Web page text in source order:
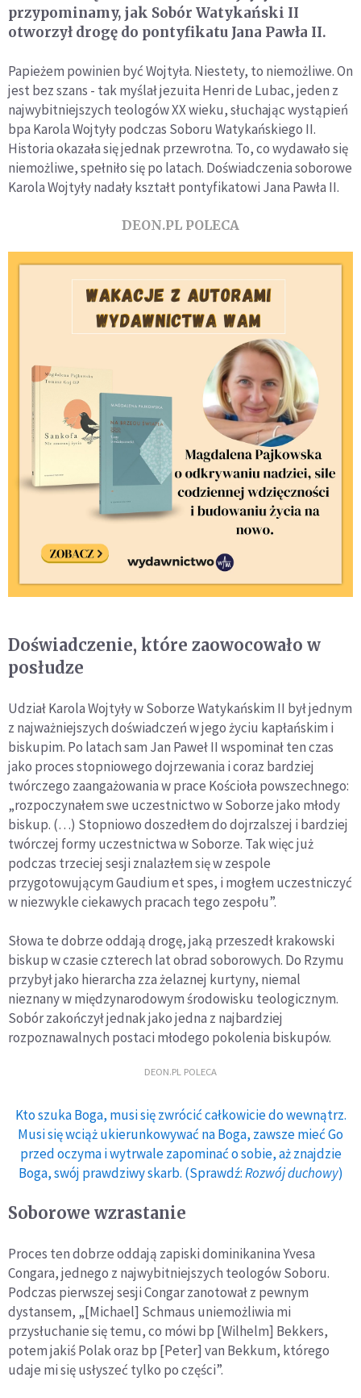
przypominamy, jak Sobór Watykański II
otworzył drogę do pontyfikatu Jana Pawła II.
Papieżem powinien być Wojtyła. Niestety, to niemożliwe. On
jest bez szans - tak myślał jezuita Henri de Lubac, jeden z
najwybitniejszych teologów XX wieku, słuchając wystąpień
bpa Karola Wojtyły podczas Soboru Watykańskiego II.
Historia okazała się jednak przewrotna. To, co wydawało się
niemożliwe, spełniło się po latach. Doświadczenia soborowe
Karola Wojtyły nadały kształt pontyfikatowi Jana Pawła II.
DEON.PL POLECA
Doświadczenie, które zaowocowało w
posłudze
Udział Karola Wojtyły w Soborze Watykańskim II był jednym
z najważniejszych doświadczeń w jego życiu kapłańskim i
biskupim. Po latach sam Jan Paweł II wspominał ten czas
jako proces stopniowego dojrzewania i coraz bardziej
twórczego zaangażowania w prace Kościoła powszechnego:
„rozpoczynałem swe uczestnictwo w Soborze jako młody
biskup. (…) Stopniowo doszedłem do dojrzalszej i bardziej
twórczej formy uczestnictwa w Soborze. Tak więc już
podczas trzeciej sesji znalazłem się w zespole
przygotowującym Gaudium et spes, i mogłem uczestniczyć
w niezwykle ciekawych pracach tego zespołu”.
Słowa te dobrze oddają drogę, jaką przeszedł krakowski
biskup w czasie czterech lat obrad soborowych. Do Rzymu
przybył jako hierarcha zza żelaznej kurtyny, niemal
nieznany w międzynarodowym środowisku teologicznym.
Sobór zakończył jednak jako jedna z najbardziej
rozpoznawalnych postaci młodego pokolenia biskupów.
DEON.PL POLECA
Kto szuka Boga, musi się zwrócić całkowicie do wewnątrz.
Musi się wciąż ukierunkowywać na Boga, zawsze mieć Go
przed oczyma i wytrwale zapominać o sobie, aż znajdzie
Boga, swój prawdziwy skarb. (Sprawdź:Rozwój duchowy)
Soborowe wzrastanie
Proces ten dobrze oddają zapiski dominikanina Yvesa
Congara, jednego z najwybitniejszych teologów Soboru.
Podczas pierwszej sesji Congar zanotował z pewnym
dystansem, „[Michael] Schmaus uniemożliwia mi
przysłuchanie się temu, co mówi bp [Wilhelm] Bekkers,
potem jakiś Polak oraz bp [Peter] van Bekkum, którego
udaje mi się usłyszeć tylko po części”.